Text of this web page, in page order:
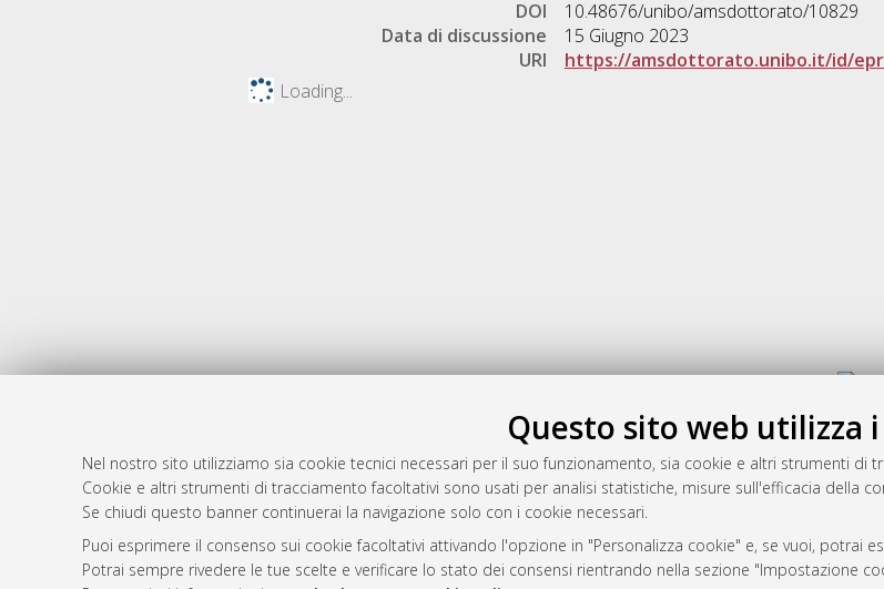
Questo sito web utilizza
Nel nostro sito utilizziamo sia cookie tecnici necessari per il suo funzionamento, sia cookie e altri strumenti
Cookie e altri strumenti di tracciamento facoltativi sono usati per analisi statistiche, misure sull'efficacia della
Se chiudi questo banner continuerai la navigazione solo con i cookie necessari.
Puoi esprimere il consenso sui cookie facoltativi attivando l'opzione in "Personalizza cookie" e, se vuoi, potrai
Potrai sempre rivedere le tue scelte e verificare lo stato dei consensi rientrando nella sezione "Impostazione
DOI
10.48676/unibo/amsdottorato/10829
Data di discussione
15 Giugno 2023
URI
https://amsdottorato.unibo.it/id/
Loading...
Atom
Rss 1.0
Rss 2.0
AMS Dottorato
ISSN: 2038-7946
Servizio implementato e gestito da
Impostazioni Cookie
Informativa sulla privacy